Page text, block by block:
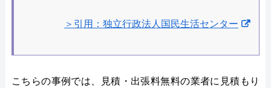
＞引用：独立行政法人国民生活センター
こちらの事例では、見積・出張料無料の業者に見積もり